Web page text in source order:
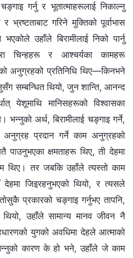
चङ्गाइ गर्नु र भूतात्माहरूलाई निकाल्नु
भ्रष्टताबाट गरिने मुक्तिको पूर्वाभास
उहाँले बिरामीलाई निको पार्नु
चिन्हहरू र आश्चर्यका कामहरू
अनुग्रहको प्रतिनिधि थिए—किनभने
सम्बन्धित थियो, जुन शान्ति, आनन्द
येशूमाथि मानिसहरूको विश्‍वासका
भन्नुको अर्थ, बिरामीलाई चङ्गाइ गर्ने,
अनुग्रह प्रदान गर्ने काम अनुग्रहको
पाउनुभएका क्षमताहरू थिए, ती देहमा
थिए। तर जबकि उहाँले त्यस्तो काम
देहमा जिइरहनुभएको थियो, र त्यसले
प्रकारको चङ्गाइ गर्नुभए तापनि,
थियो, उहाँले सामान्य मानव जीवन नै
युगको अवधिमा देहले आत्माको
कारण के हो भने, उहाँले जे काम